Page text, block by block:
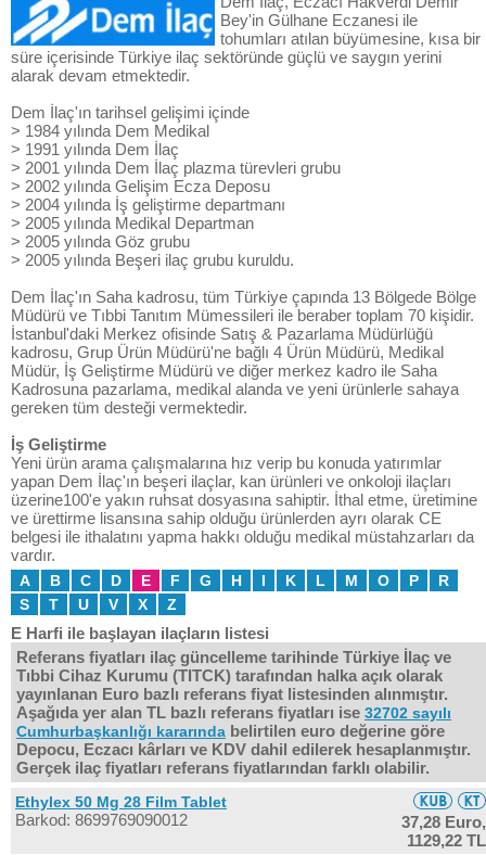
Bey'in Gülhane Eczanesi ile
tohumları atılan büyümesine, kısa bir
süre içerisinde Türkiye ilaç sektöründe güçlü ve saygın yerini
alarak devam etmektedir.
Dem İlaç'ın tarihsel gelişimi içinde
> 1984 yılında Dem Medikal
> 1991 yılında Dem İlaç
> 2001 yılında Dem İlaç plazma türevleri grubu
> 2002 yılında Gelişim Ecza Deposu
> 2004 yılında İş geliştirme departmanı
> 2005 yılında Medikal Departman
> 2005 yılında Göz grubu
> 2005 yılında Beşeri ilaç grubu kuruldu.
Dem İlaç'ın Saha kadrosu, tüm Türkiye çapında 13 Bölgede Bölge
Müdürü ve Tıbbi Tanıtım Mümessileri ile beraber toplam 70 kişidir.
İstanbul'daki Merkez ofisinde Satış & Pazarlama Müdürlüğü
kadrosu, Grup Ürün Müdürü'ne bağlı 4 Ürün Müdürü, Medikal
Müdür, İş Geliştirme Müdürü ve diğer merkez kadro ile Saha
Kadrosuna pazarlama, medikal alanda ve yeni ürünlerle sahaya
gereken tüm desteği vermektedir.
İş Geliştirme
Yeni ürün arama çalışmalarına hız verip bu konuda yatırımlar
yapan Dem İlaç'ın beşeri ilaçlar, kan ürünleri ve onkoloji ilaçları
üzerine100'e yakın ruhsat dosyasına sahiptir. İthal etme, üretimine
ve ürettirme lisansına sahip olduğu ürünlerden ayrı olarak CE
belgesi ile ithalatını yapma hakkı olduğu medikal müstahzarları da
vardır.
A B C D E F G H I K L M O P
R
S
T U V X Z
E Harfi ile başlayan ilaçların listesi
Referans fiyatları ilaç güncelleme tarihinde Türkiye İlaç ve
Tıbbi Cihaz Kurumu (TITCK) tarafından halka açık olarak
yayınlanan Euro bazlı referans fiyat listesinden alınmıştır.
Aşağıda yer alan TL bazlı referans fiyatları ise 32702 sayılı
Cumhurbaşkanlığı kararında belirtilen euro değerine göre
Depocu, Eczacı kârları ve KDV dahil edilerek hesaplanmıştır.
Gerçek ilaç fiyatları referans fiyatlarından farklı olabilir.
Ethylex 50 Mg 28 Film Tablet
Barkod: 8699769090012
37,28 Euro,
1129,22 TL